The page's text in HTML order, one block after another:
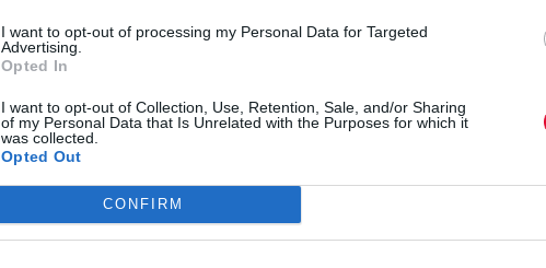
I want to opt-out of processing my Personal Data for Targeted
Advertising.
Opted In
I want to opt-out of Collection, Use, Retention, Sale, and/or Sharing
of my Personal Data that Is Unrelated with the Purposes for which it
was collected.
Opted Out
CONFIRM
σεξοβόμβα
(απόρησα πώς
...ξεγοφιάστηκε σε